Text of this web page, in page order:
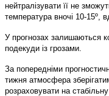
нейтралізувати її не
температура вночі 10-15º,
У прогнозах залишаються
подекуди із грозами.
За попередніми
тижня атмосфера
розраховувати на